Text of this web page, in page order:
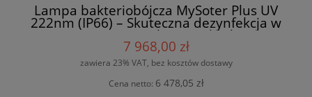
Lampa bakteriobójcza MySoter Plus UV
222nm (IP66) – Skuteczna dezynfekcja w
wymagających warunkach
7 968,00 zł
zawiera 23% VAT, bez kosztów dostawy
Cena netto: 6 478,05 zł